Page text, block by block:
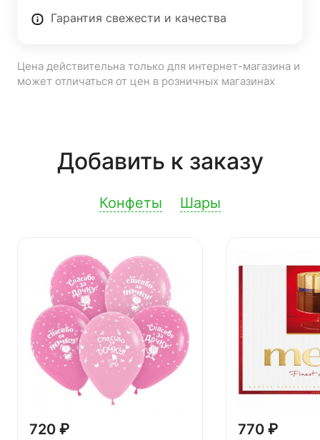
Гарантия свежести и качества
Цена действительна только для интернет-магазина и
может отличаться от цен в розничных магазинах
Добавить к заказу
Конфеты Шары
720 ₽ 770 ₽